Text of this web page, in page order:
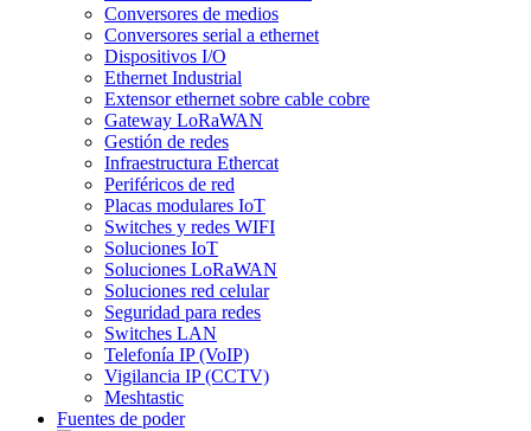
Conversores de medios
Conversores serial a ethernet
Dispositivos I/O
Ethernet Industrial
Extensor ethernet sobre cable cobre
Gateway LoRaWAN
Gestión de redes
Infraestructura Ethercat
Periféricos de red
Placas modulares IoT
Switches y redes WIFI
Soluciones IoT
Soluciones LoRaWAN
Soluciones red celular
Seguridad para redes
Switches LAN
Telefonía IP (VoIP)
Vigilancia IP (CCTV)
Meshtastic
Fuentes de poder